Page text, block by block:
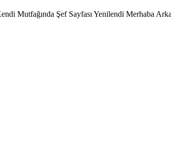
Mutfağında Şef Sayfası Yenilendi Merhaba